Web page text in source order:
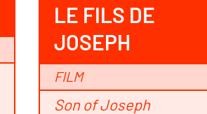
LE FILS DE
JOSEPH
FILM
Son of Joseph